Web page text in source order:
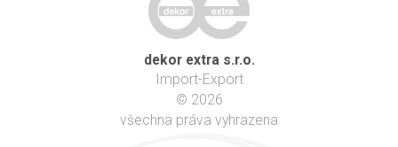
dekor extra s.r.o.
Import-Export
© 2026
všechna práva vyhrazena